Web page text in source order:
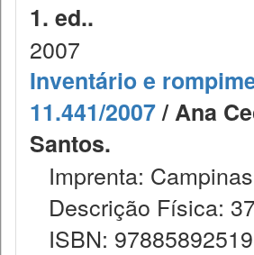
1. ed..
2007
Inventário e
11.441/2007/ Ana
Santos.
Imprenta:
Descrição Física:
ISBN: